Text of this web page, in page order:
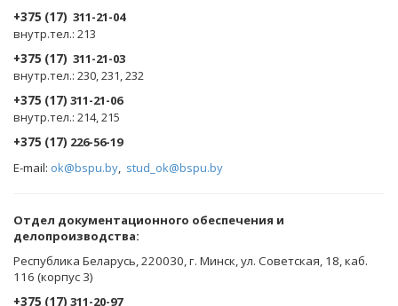
+375 (17) 311-21-04
внутр.тел.: 213
+375 (17) 311-21-03
внутр.тел.: 230, 231, 232
+375 (17) 311-21-06
внутр.тел.: 214, 215
+375 (17) 226-56-19
E-mail: ok@bspu.by, stud_ok@bspu.by
Oтдел документационного обеспечения и
делопроизводства:
Республика Беларусь, 220030, г. Минск, ул. Советская, 18, каб.
116 (корпус 3)
+375 (17) 311-20-97